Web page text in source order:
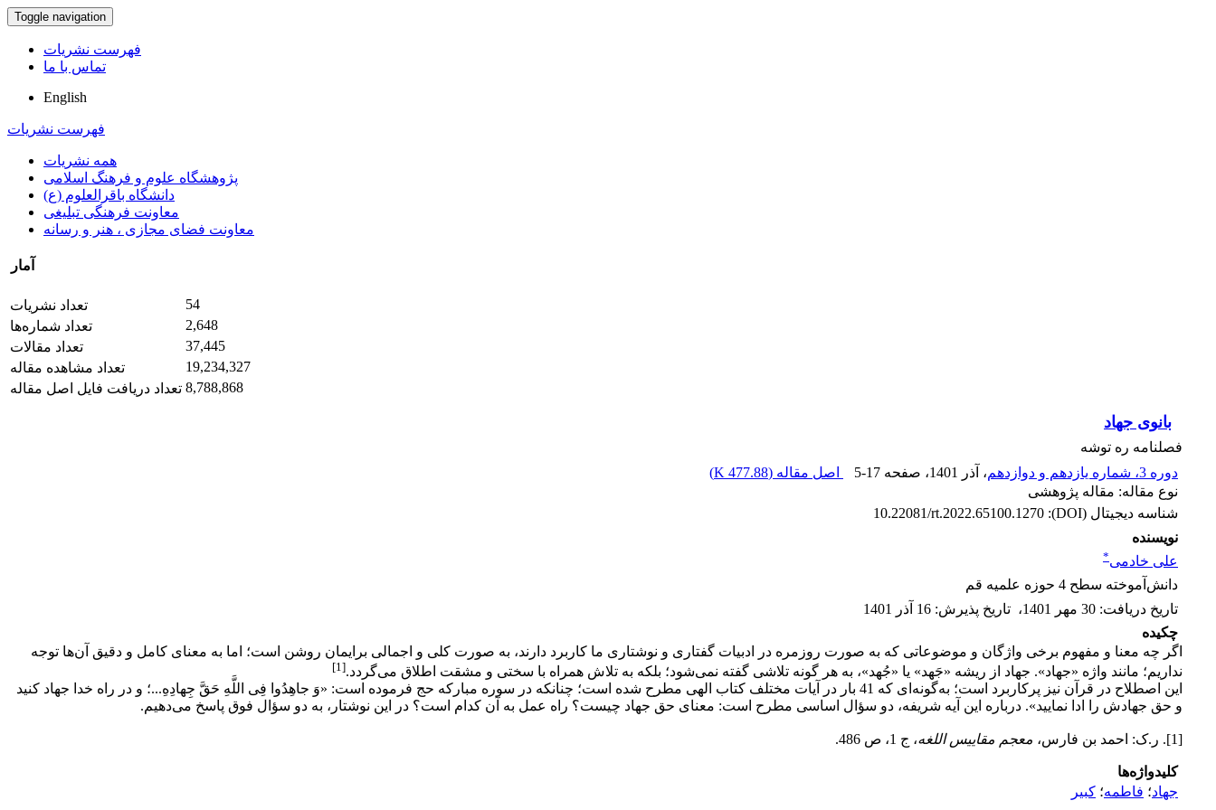
Toggle navigation
فهرست نشریات
تماس با ما
English
فهرست نشریات
همه نشریات
پژوهشگاه علوم و فرهنگ اسلامی
دانشگاه باقرالعلوم (ع)
معاونت فرهنگی تبلیغی
معاونت فضای مجازی ، هنر و رسانه
آمار
تعداد نشریات
54
تعداد شماره‌ها
2,648
تعداد مقالات
37,445
تعداد مشاهده مقاله
19,234,327
تعداد دریافت فایل اصل مقاله 8,788,868
بانوی جهاد
فصلنامه ره توشه
دوره 3، شماره یازدهم و دوازدهم
، آذر 1401 ، صفحه 5-17 اصل مقاله (477.88 K
)
نوع مقاله: مقاله پژوهشی
شناسه دیجیتال (DOI):
10.22081/rt.2022.65100.1270
نویسنده
علی خادمی*
دانش‌آموخته سطح 4 حوزه علمیه قم
تاریخ دریافت: 30 مهر 1401 ، تاریخ پذیرش: 16 آذر 1401
چکیده
اگر چه معنا و مفهوم برخی واژگان و موضوعاتی که به ­صورت روزمره در ادبیات گفتاری و نوشتاری ما کاربرد دارند، به ­صورت کلی و اجمالی برایمان روشن است؛ اما به­ معنای کامل و دقیق آن‌ها توجه
نداریم؛ مانند واژه «جهاد». جهاد از ریشه «جَهد» یا «جُهد»، به هر گونه تلاشی گفته نمی‌شود؛ بلکه به تلاش همراه با سختی و مشقت اطلاق می‌گردد.[1]
این اصطلاح در قرآن نیز پرکاربرد است؛ به‌گونه‌ای که 41 بار در آیات مختلف کتاب الهی مطرح شده است؛ چنانکه در سوره مبارکه حج فرموده است: «وَ جاهِدُوا فِی اللَّهِ حَقَّ جِهادِهِ...؛ و در راه خدا جهاد کنید
و حق جهادش را ادا نمایید». درباره این آیه شریفه، دو سؤال اساسی مطرح است: معنای حق جهاد چیست؟ راه عمل به آن کدام است؟ در این نوشتار، به دو سؤال فوق پاسخ می‌دهیم.
[1]. ر.ک: احمد بن فارس، معجم مقاییس اللغه، ج ‏1، ص 486.
کلیدواژه‌ها
جهاد؛ فاطمه؛ کبیر